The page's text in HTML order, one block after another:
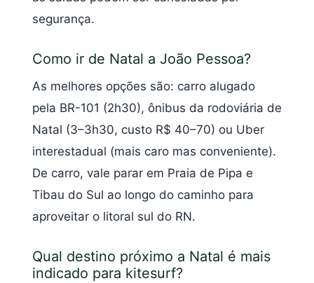
segurança.
Como ir de Natal a João Pessoa?
As melhores opções são: carro alugado
pela BR-101 (2h30), ônibus da rodoviária de
Natal (3–3h30, custo R$ 40–70) ou Uber
interestadual (mais caro mas conveniente).
De carro, vale parar em Praia de Pipa e
Tibau do Sul ao longo do caminho para
aproveitar o litoral sul do RN.
Qual destino próximo a Natal é mais
indicado para kitesurf?